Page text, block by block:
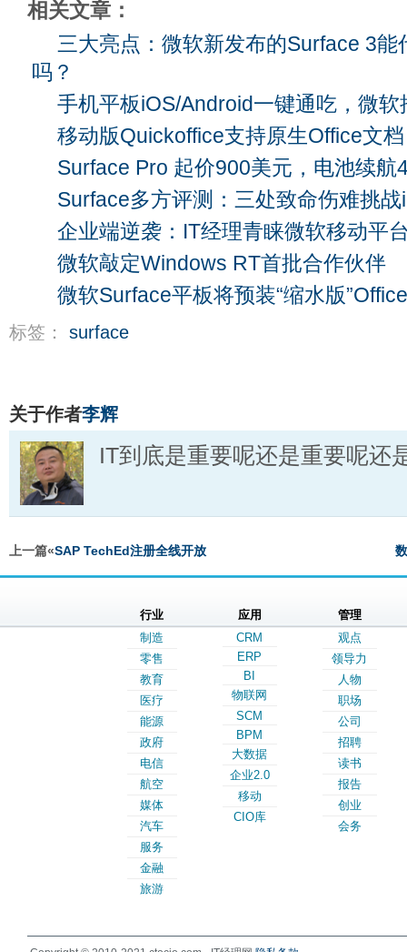
相关文章：
三大亮点：微软新发布的Surface 3能
吗？
手机平板iOS/Android一键通吃，微
移动版Quickoffice支持原生Office文档
Surface Pro 起价900美元，电池续航
Surface多方评测：三处致命伤难挑战
企业端逆袭：IT经理青睐微软移动平
微软敲定Windows RT首批合作伙伴
微软Surface平板将预装“缩水版
标签： surface
关于作者李辉
IT到底是重要呢还是重要呢还
上一篇«SAP TechEd注册全线开放
行业
制造
零售
教育
医疗
能源
政府
电信
航空
媒体
汽车
服务
金融
旅游
应用
CRM
ERP
BI
物联网
SCM
BPM
大数据
企业2.0
移动
CIO库
管理
观点
领导力
人物
职场
公司
招聘
读书
报告
创业
会务